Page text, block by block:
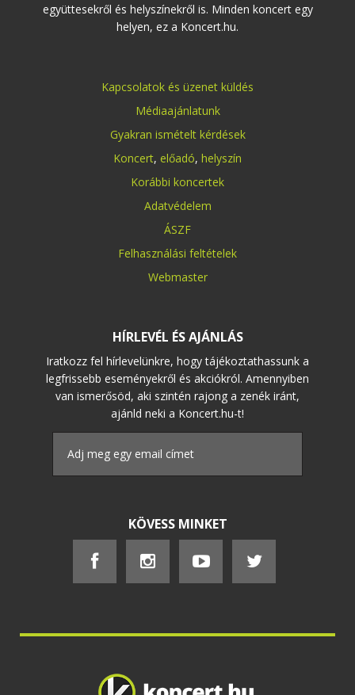
együttesekről és helyszínekről is. Minden koncert egy
helyen, ez a Koncert.hu.
Kapcsolatok és üzenet küldés
Médiaajánlatunk
Gyakran ismételt kérdések
Koncert, előadó, helyszín
Korábbi koncertek
Adatvédelem
ÁSZF
Felhasználási feltételek
Webmaster
HÍRLEVÉL ÉS AJÁNLÁS
Iratkozz fel hírlevelünkre, hogy tájékoztathassunk a
legfrissebb eseményekről és akciókról. Amennyiben
van ismerősöd, aki szintén rajong a zenék iránt,
ajánld neki a Koncert.hu-t!
KÖVESS MINKET